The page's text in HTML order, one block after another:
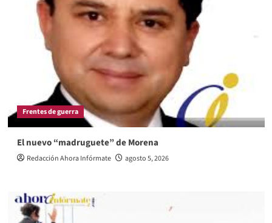
Frentes de guerra
El nuevo “madruguete” de Morena
Redacción Ahora Infórmate agosto 5, 2026